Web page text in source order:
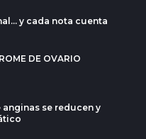
y cada nota cuenta
DE OVARIO
se reducen y